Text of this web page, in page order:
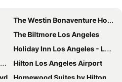
The Westin Bonaventure Hotel & Suites, Los Angeles
The Biltmore Los Angeles
Holiday Inn Los Angeles - LAX Airport by IHG
Hilton Los Angeles Airport
Homewood Suites by Hilton Los Angeles International Airport